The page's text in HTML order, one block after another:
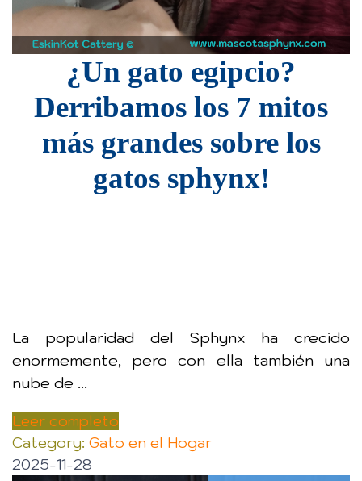
¿Un gato egipcio?
Derribamos los 7 mitos
más grandes sobre los
gatos sphynx!
La popularidad del Sphynx ha crecido
enormemente, pero con ella también una
nube de ...
Leer completo
Category: Gato en el Hogar
2025-11-28